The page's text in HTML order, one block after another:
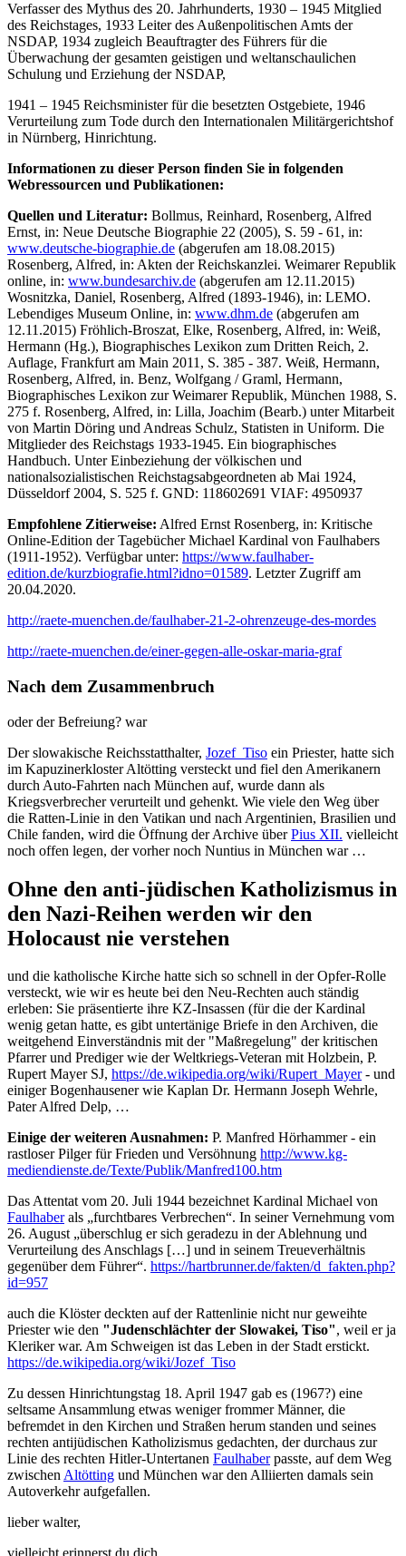
Verfasser des Mythus des 20. Jahrhunderts, 1930 – 1945 Mitglied
des Reichstages, 1933 Leiter des Außenpolitischen Amts der
NSDAP, 1934 zugleich Beauftragter des Führers für die
Überwachung der gesamten geistigen und weltanschaulichen
Schulung und Erziehung der NSDAP,
1941 – 1945 Reichsminister für die besetzten Ostgebiete, 1946
Verurteilung zum Tode durch den Internationalen Militärgerichtshof
in Nürnberg, Hinrichtung.
Informationen zu dieser Person finden Sie in folgenden
Webressourcen und Publikationen:
Quellen und Literatur: Bollmus, Reinhard, Rosenberg, Alfred
Ernst, in: Neue Deutsche Biographie 22 (2005), S. 59 - 61, in:
www.deutsche-biographie.de (abgerufen am 18.08.2015)
Rosenberg, Alfred, in: Akten der Reichskanzlei. Weimarer Republik
online, in: www.bundesarchiv.de (abgerufen am 12.11.2015)
Wosnitzka, Daniel, Rosenberg, Alfred (1893-1946), in: LEMO.
Lebendiges Museum Online, in: www.dhm.de (abgerufen am
12.11.2015) Fröhlich-Broszat, Elke, Rosenberg, Alfred, in: Weiß,
Hermann (Hg.), Biographisches Lexikon zum Dritten Reich, 2.
Auflage, Frankfurt am Main 2011, S. 385 - 387. Weiß, Hermann,
Rosenberg, Alfred, in. Benz, Wolfgang / Graml, Hermann,
Biographisches Lexikon zur Weimarer Republik, München 1988, S.
275 f. Rosenberg, Alfred, in: Lilla, Joachim (Bearb.) unter Mitarbeit
von Martin Döring und Andreas Schulz, Statisten in Uniform. Die
Mitglieder des Reichstags 1933-1945. Ein biographisches
Handbuch. Unter Einbeziehung der völkischen und
nationalsozialistischen Reichstagsabgeordneten ab Mai 1924,
Düsseldorf 2004, S. 525 f. GND: 118602691 VIAF: 4950937
Empfohlene Zitierweise: Alfred Ernst Rosenberg, in: Kritische
Online-Edition der Tagebücher Michael Kardinal von Faulhabers
(1911-1952). Verfügbar unter: https://www.faulhaber-
edition.de/kurzbiografie.html?idno=01589. Letzter Zugriff am
20.04.2020.
http://raete-muenchen.de/faulhaber-21-2-ohrenzeuge-des-mordes
http://raete-muenchen.de/einer-gegen-alle-oskar-maria-graf
Nach dem Zusammenbruch
oder der Befreiung? war
Der slowakische Reichsstatthalter, Jozef_Tiso ein Priester, hatte sich
im Kapuzinerkloster Altötting versteckt und fiel den Amerikanern
durch Auto-Fahrten nach München auf, wurde dann als
Kriegsverbrecher verurteilt und gehenkt. Wie viele den Weg über
die Ratten-Linie in den Vatikan und nach Argentinien, Brasilien und
Chile fanden, wird die Öffnung der Archive überPius XII. vielleicht
noch offen legen, der vorher noch Nuntius in München war …
Ohne den anti-jüdischen Katholizismus in
den Nazi-Reihen werden wir den
Holocaust nie verstehen
und die katholische Kirche hatte sich so schnell in der Opfer-Rolle
versteckt, wie wir es heute bei den Neu-Rechten auch ständig
erleben: Sie präsentierte ihre KZ-Insassen (für die der Kardinal
wenig getan hatte, es gibt untertänige Briefe in den Archiven, die
weitgehend Einverständnis mit der "Maßregelung" der kritischen
Pfarrer und Prediger wie der Weltkriegs-Veteran mit Holzbein, P.
Rupert Mayer SJ, https://de.wikipedia.org/wiki/Rupert_Mayer- und
einiger Bogenhausener wie Kaplan Dr. Hermann Joseph Wehrle,
Pater Alfred Delp, …
Einige der weiteren Ausnahmen: P. Manfred Hörhammer - ein
rastloser Pilger für Frieden und Versöhnung http://www.kg-
mediendienste.de/Texte/Publik/Manfred100.htm
Das Attentat vom 20. Juli 1944 bezeichnet Kardinal Michael von
Faulhaberals „furchtbares Verbrechen“. In seiner Vernehmung vom
26. August „überschlug er sich geradezu in der Ablehnung und
Verurteilung des Anschlags […] und in seinem Treueverhältnis
gegenüber dem Führer“. https://hartbrunner.de/fakten/d_fakten.php?
id=957
auch die Klöster deckten auf der Rattenlinie nicht nur geweihte
Priester wie den "Judenschlächter der Slowakei, Tiso", weil er ja
Kleriker war. Am Schweigen ist das Leben in der Stadt erstickt.
https://de.wikipedia.org/wiki/Jozef_Tiso
Zu dessen Hinrichtungstag 18. April 1947 gab es (1967?) eine
seltsame Ansammlung etwas weniger frommer Männer, die
befremdet in den Kirchen und Straßen herum standen und seines
rechten antijüdischen Katholizismus gedachten, der durchaus zur
Linie des rechten Hitler-Untertanen Faulhaberpasste, auf dem Weg
zwischenAltötting und München war den Alliierten damals sein
Autoverkehr aufgefallen.
lieber walter,